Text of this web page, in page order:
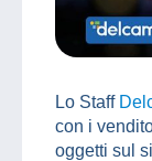
Lo Staff
con i
oggetti sul